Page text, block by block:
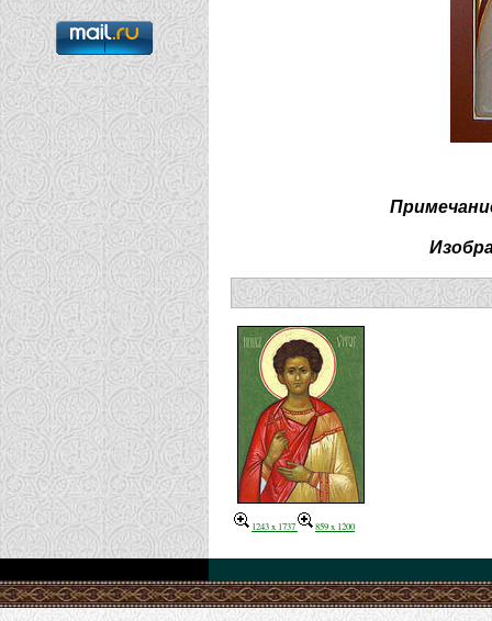
1243 x 1737 859 x 1200